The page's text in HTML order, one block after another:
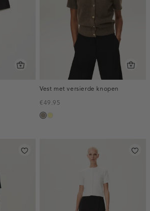
Vest met versierde knopen
€49.95
taupe,
lichtgeel